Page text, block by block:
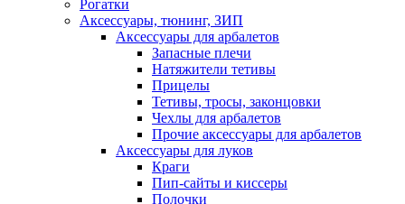
Рогатки
Аксессуары, тюнинг, ЗИП
Аксессуары для арбалетов
Запасные плечи
Натяжители тетивы
Прицелы
Тетивы, тросы, законцовки
Чехлы для арбалетов
Прочие аксессуары для арбалетов
Аксессуары для луков
Краги
Пип-сайты и киссеры
Полочки